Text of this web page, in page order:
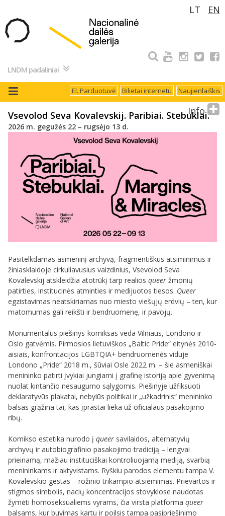
turinio
LT EN
LNDM padaliniai
Naujienlaiškis
Bilietai internetu
El. Parduotuvė
Vsevolod Seva Kovalevskij. Paribiai. Stebuklai.
2026 m. gegužės 22 – rugsėjo 13 d.
Pasitelkdamas asmeninį archyvą, fragmentiškus atsiminimus ir
žiniasklaidoje cirkuliavusius vaizdinius, Vsevolod Seva
Kovalevskij atskleidžia atotrūkį tarp realios queer žmonių
patirties, institucinės atminties ir medijuotos tiesos. Queer
egzistavimas neatskiriamas nuo miesto viešųjų erdvių – ten, kur
matomumas gali reikšti ir bendruomenę, ir pavojų.
Monumentalus piešinys-komiksas veda Vilniaus, Londono ir
Oslo gatvėmis. Pirmosios lietuviškos „Baltic Pride“ eitynės 2010-
aisiais, konfrontacijos LGBTQIA+ bendruomenės viduje
Londono „Pride“ 2018 m., šūviai Osle 2022 m. – šie asmeniškai
menininko patirti įvykiai jungiami į grafinę istoriją apie gyvenimą
nuolat kintančio nesaugumo sąlygomis. Piešinyje užfiksuoti
deklaratyvūs plakatai, nebylūs politikai ir „užkadrinis“ menininko
balsas grąžina tai, kas įprastai lieka už oficialaus pasakojimo
ribų.
Komikso estetika nurodo į queer savilaidos, alternatyvių
archyvų ir autobiografinio pasakojimo tradiciją – lengvai
prieinamą, mažiau instituciškai kontroliuojamą mediją, svarbią
menininkams ir aktyvistams. Ryškiu parodos elementu tampa V.
Kovalevskio gestas – rožinio trikampio atsiėmimas. Prievartos ir
stigmos simbolis, nacių koncentracijos stovyklose naudotas
žymėti homoseksualiems vyrams, čia virsta platforma queer
balsams, kur buvimas kartu ir poilsis tampa pasipriešinimo
Info